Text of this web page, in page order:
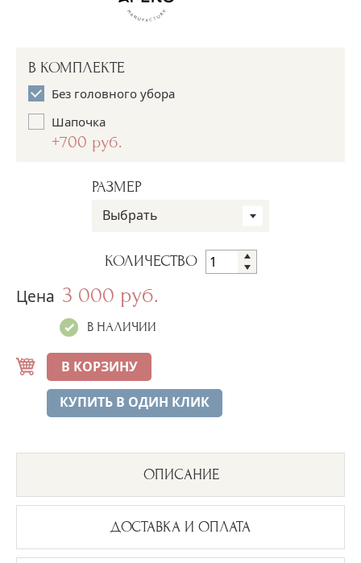
В КОМПЛЕКТЕ
Без головного убора
Шапочка
+700 руб.
РАЗМЕР
Выбрать
КОЛИЧЕСТВО
Цена 3 000 руб.
В НАЛИЧИИ
В КОРЗИНУ
КУПИТЬ В ОДИН КЛИК
ОПИСАНИЕ
ДОСТАВКА И ОПЛАТА